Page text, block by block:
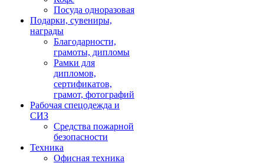
Посуда одноразовая
Подарки, сувениры,
награды
Благодарности,
грамоты, дипломы
Рамки для
дипломов,
сертификатов,
грамот, фотографий
Рабочая спецодежда и
СИЗ
Средства пожарной
безопасности
Техника
Офисная техника